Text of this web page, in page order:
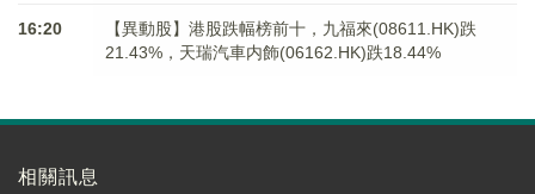
16:20
【異動股】港股跌幅榜前十，九福來(08611.HK)跌
21.43%，天瑞汽車内飾(06162.HK)跌18.44%
相關訊息